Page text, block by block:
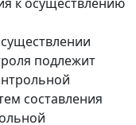
подлежит
составления